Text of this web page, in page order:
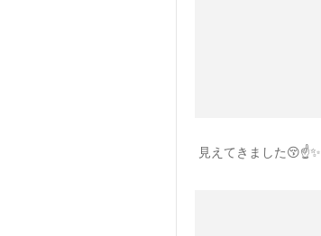
見えてきました😚☝️✨